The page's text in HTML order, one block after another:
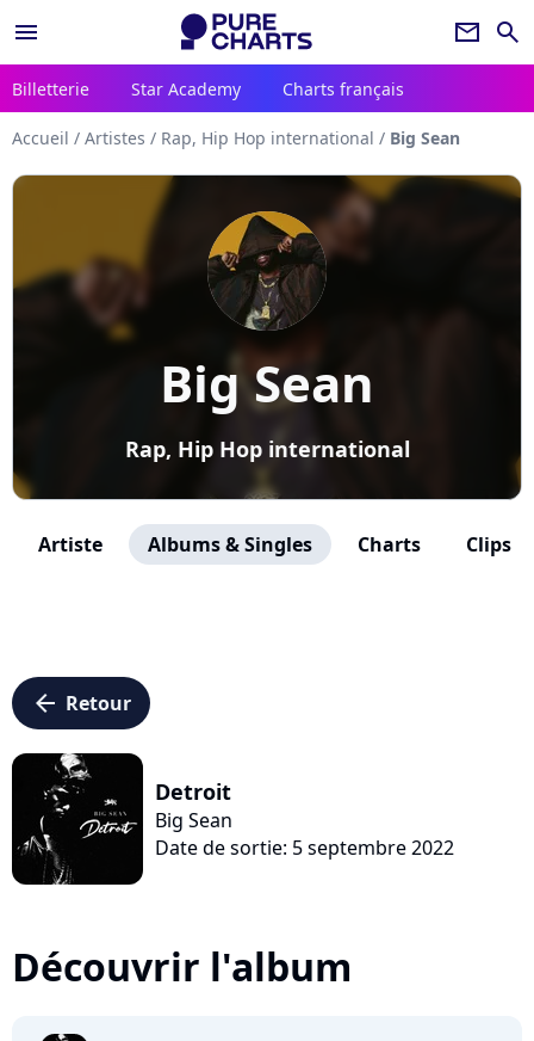
menu newsletter search
Billetterie Star Academy Charts français
Accueil / Artistes / Rap, Hip Hop international / Big Sean
Big Sean
Rap, Hip Hop international
Artiste Albums & Singles Charts Clips
arrow_left Retour
Detroit
Big Sean
Date de sortie: 5 septembre 2022
Découvrir l'album